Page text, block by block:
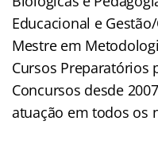
Educacional e
Mestre em
Cursos Preparatórios
Concursos desde
atuação em todos os